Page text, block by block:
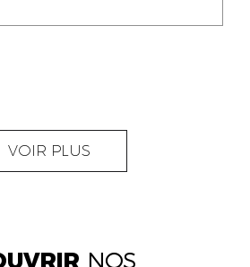
AGENT
SFINY
ACCOUNTANT
HABIBA
VOIR PLUS
NOS